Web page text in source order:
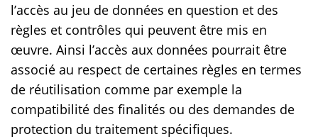
l’accès au jeu de données en question et des
règles et contrôles qui peuvent être mis en
œuvre. Ainsi l’accès aux données pourrait être
associé au respect de certaines règles en termes
de réutilisation comme par exemple la
compatibilité des finalités ou des demandes de
protection du traitement spécifiques.